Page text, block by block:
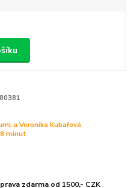
a Veronika Kubařová
minut
zdarma od 1500,- CZK